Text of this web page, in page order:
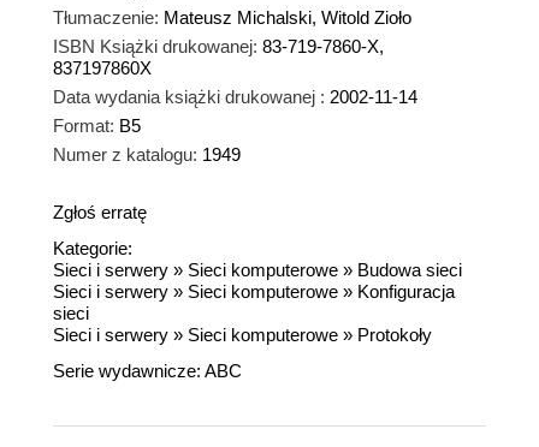
Tłumaczenie: Mateusz Michalski, Witold Zioło
ISBN Książki drukowanej: 83-719-7860-X,
837197860X
Data wydania książki drukowanej : 2002-11-14
Format: B5
Numer z katalogu: 1949
Zgłoś erratę
Kategorie:
Sieci i serwery » Sieci komputerowe » Budowa sieci
Sieci i serwery » Sieci komputerowe » Konfiguracja
sieci
Sieci i serwery » Sieci komputerowe » Protokoły
Serie wydawnicze: ABC